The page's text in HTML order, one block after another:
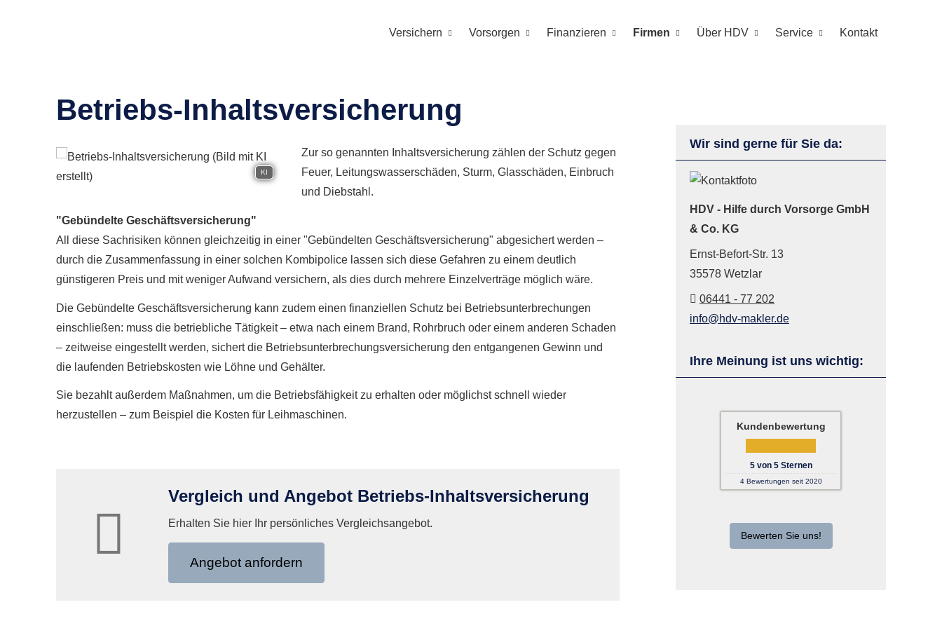
Versichern Vorsorgen Finanzieren Firmen Über HDV Service Kontakt
Wir sind gerne für Sie da:
HDV - Hilfe durch Vorsorge GmbH
& Co. KG
Ernst-Befort-Str. 13
35578 Wetzlar
06441 - 77 202
info@hdv-makler.de
Ihre Meinung ist uns wichtig:
Kundenbewertung
5von 5Sternen
4Bewertungen seit 2020
Bewerten Sie uns!
Betriebs-Inhaltsversicherung
KI
Zur so genannten Inhaltsversicherung zählen der Schutz gegen
Feuer, Leitungswasserschäden, Sturm, Glasschäden, Einbruch
und Diebstahl.
"Gebündelte Geschäftsversicherung"
All diese Sachrisiken können gleichzeitig in einer "Gebündelten Geschäftsversicherung" abgesichert werden –
durch die Zusammenfassung in einer solchen Kombipolice lassen sich diese Gefahren zu einem deutlich
günstigeren Preis und mit weniger Aufwand ver­sichern, als dies durch mehrere Einzelverträge möglich wäre.
Die Gebündelte Geschäftsversicherung kann zudem einen finanziellen Schutz bei Betriebsunterbrechungen
einschließen: muss die betriebliche Tätigkeit – etwa nach einem Brand, Rohrbruch oder einem anderen Schaden
– zeitweise eingestellt werden, sichert die Betriebsunterbrechungsversicherung den entgangenen Gewinn und
die laufenden Betriebskosten wie Löhne und Gehälter.
Sie bezahlt außerdem Maßnahmen, um die Betriebsfähigkeit zu erhalten oder möglichst schnell wieder
herzustellen – zum Beispiel die Kosten für Leihmaschinen.
Vergleich und Angebot Betriebs-Inhaltsversicherung
Erhalten Sie hier Ihr persönliches Vergleichsangebot.
An­ge­bot an­for­dern